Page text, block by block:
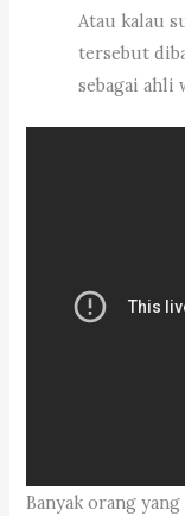
Atau kalau
tersebut
sebagai ahli
Banyak orang